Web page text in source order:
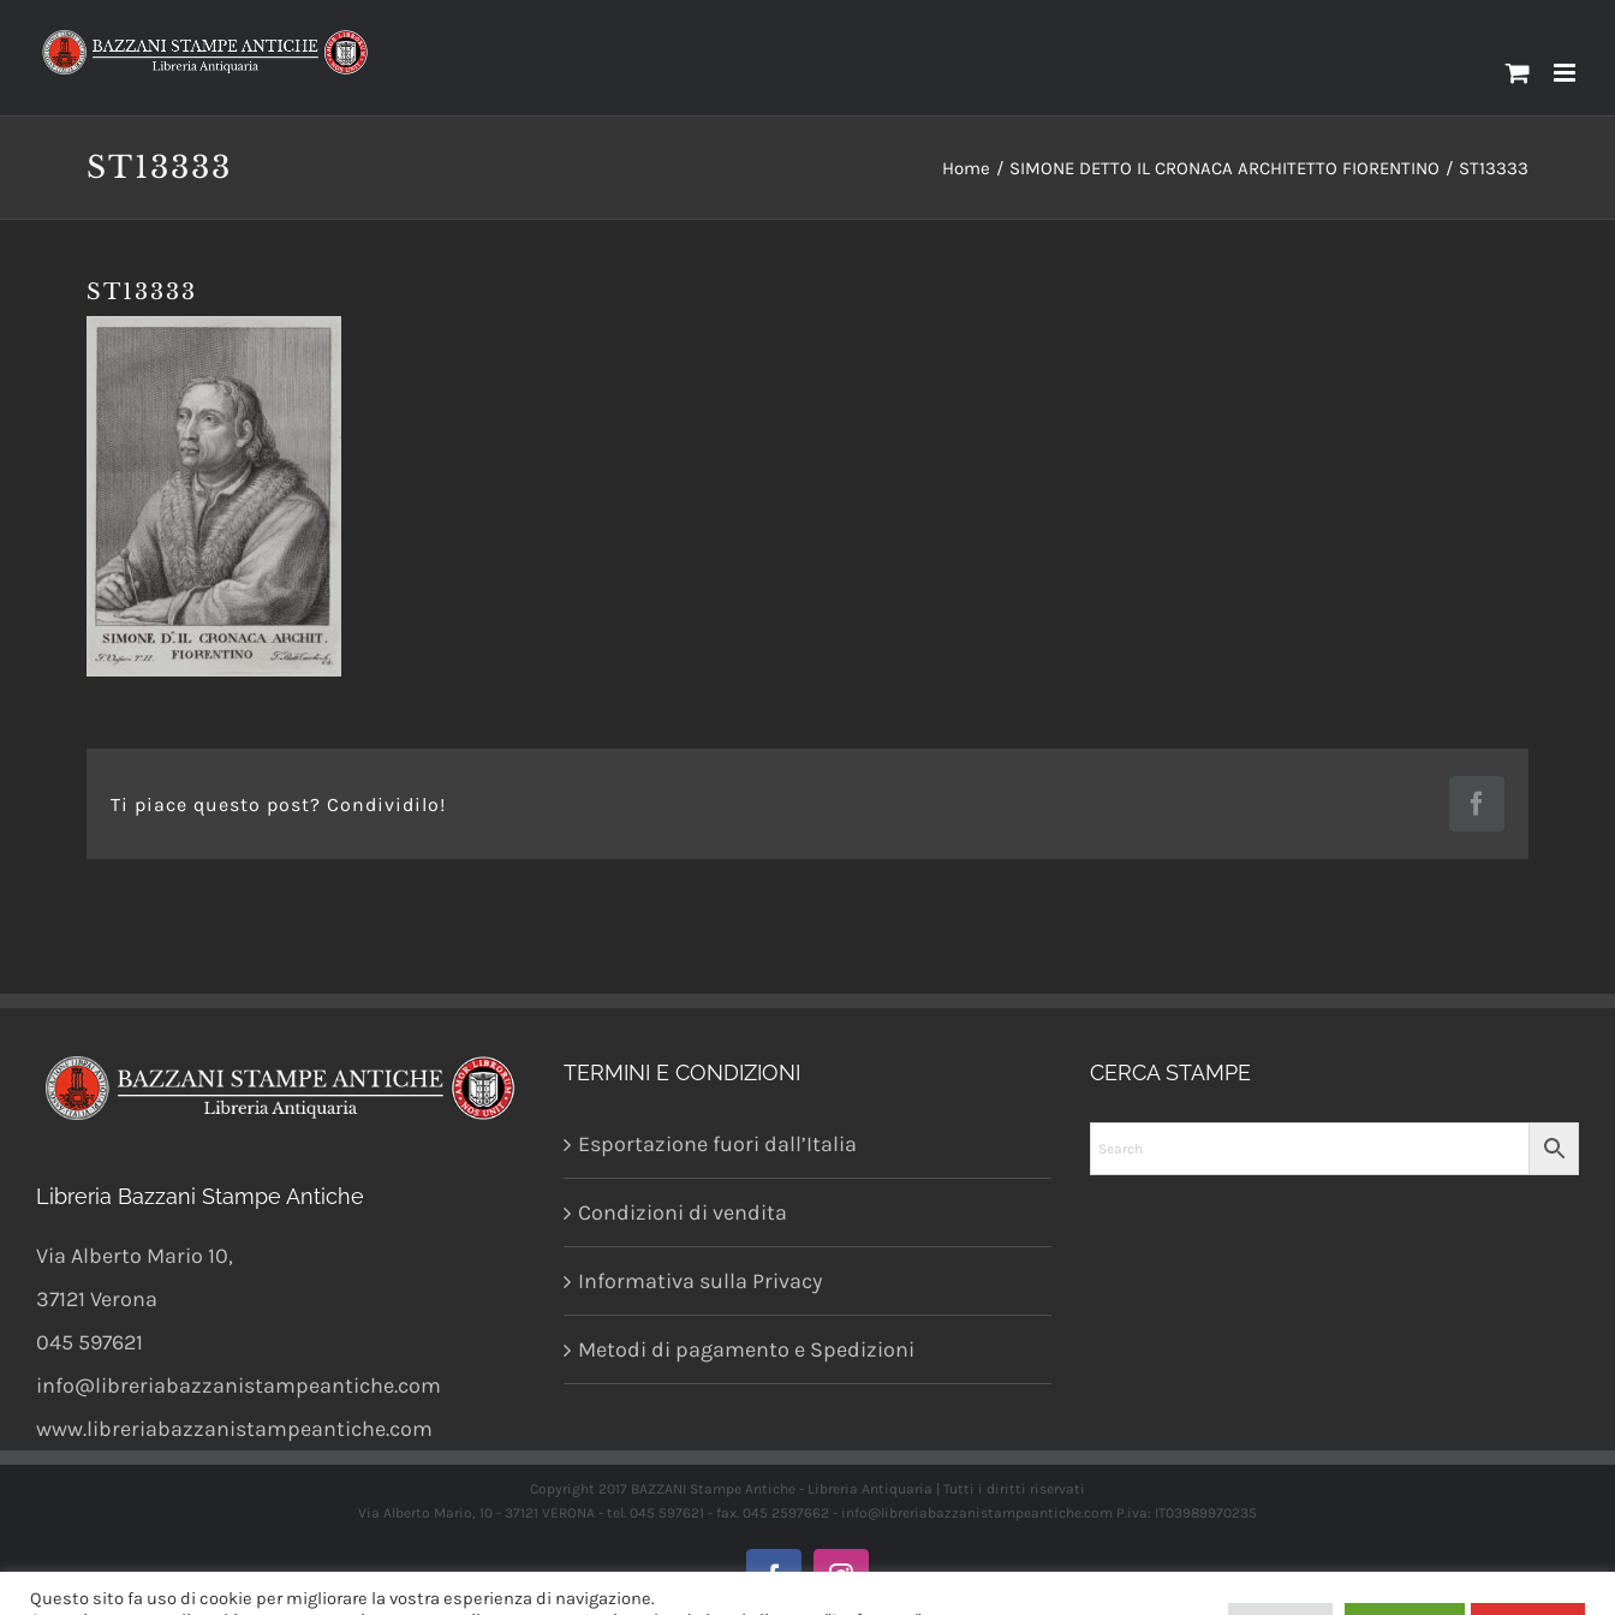
ST13333 Home SIMONE DETTO IL CRONACA ARCHITETTO FIORENTINO ST13333
ST13333
Ti piace questo post? Condividilo! Facebook
Libreria Bazzani Stampe Antiche
Via Alberto Mario 10,
37121 Verona
045 597621
info@libreriabazzanistampeantiche.com
www.libreriabazzanistampeantiche.com
TERMINI E CONDIZIONI
Esportazione fuori dall’Italia
Condizioni di vendita
Informativa sulla Privacy
Metodi di pagamento e Spedizioni
CERCA STAMPE
Copyright 2017 BAZZANI Stampe Antiche - Libreria Antiquaria | Tutti i diritti riservati
Via Alberto Mario, 10 - 37121 VERONA - tel. 045 597621 - fax. 045 2597662 - info@libreriabazzanistampeantiche.com P.iva: IT03989970235
Questo sito fa uso di cookie per migliorare la vostra esperienza di navigazione.